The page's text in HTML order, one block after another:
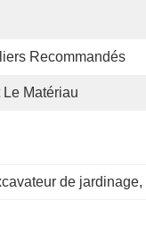
Recommandés
Matériau
de jardinage,